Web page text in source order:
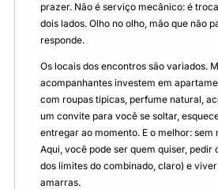
prazer. Não é serviço mecânico: é
dois lados. Olho no olho, mão que não
responde.
Os locais dos encontros são variados.
acompanhantes investem em
com roupas típicas, perfume natural,
um convite para você se soltar,
entregar ao momento. E o melhor: sem
Aqui, você pode ser quem quiser, pedir
dos limites do combinado, claro) e
amarras.